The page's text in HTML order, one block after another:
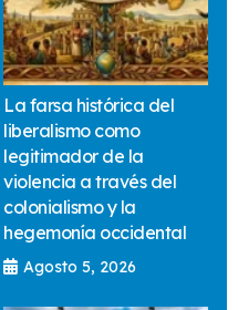
La farsa histórica del
liberalismo como
legitimador de la
violencia a través del
colonialismo y la
hegemonía occidental
Agosto 5, 2026